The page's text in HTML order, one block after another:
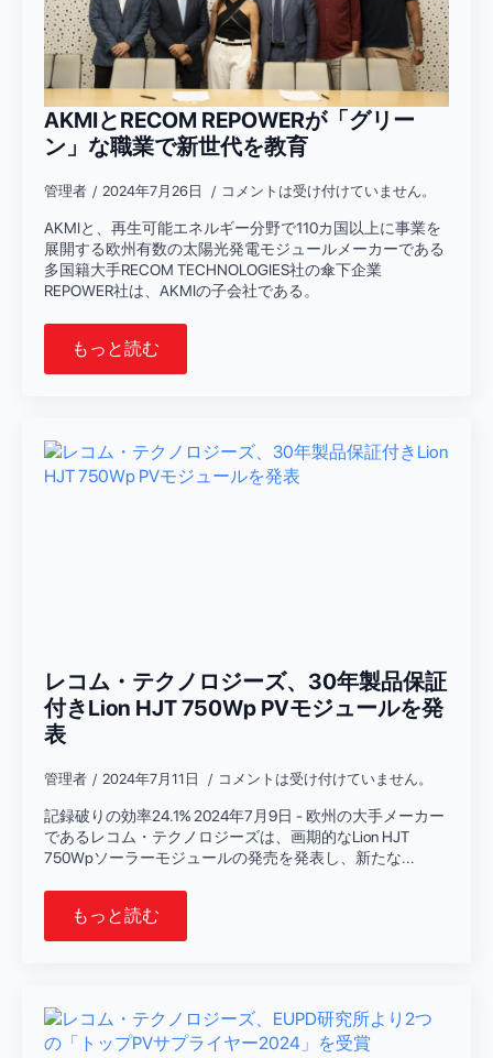
AKMIとRECOM REPOWERが「グリー
ン」な職業で新世代を教育
管理者 2024年7月26日 コメントは受け付けていません。
AKMIと、再生可能エネルギー分野で110カ国以上に事業を
展開する欧州有数の太陽光発電モジュールメーカーである
多国籍大手RECOM TECHNOLOGIES社の傘下企業
REPOWER社は、AKMIの子会社である。
もっと読む
レコム・テクノロジーズ、30年製品保証
付きLion HJT 750Wp PVモジュールを発
表
管理者 2024年7月11日 コメントは受け付けていません。
記録破りの効率24.1% 2024年7月9日 - 欧州の大手メーカー
であるレコム・テクノロジーズは、画期的なLion HJT
750Wpソーラーモジュールの発売を発表し、新たな...
もっと読む